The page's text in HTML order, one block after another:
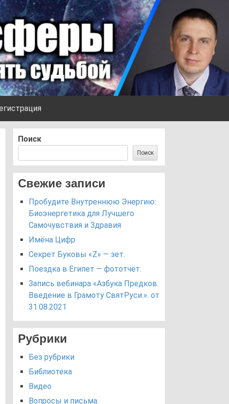
Поиск
Поиск
Свежие записи
Пробудите Внутреннюю Энергию:
Биоэнергетика для Лучшего
Самочувствия и Здравия
Имёна Цифр
Секрет Буковы «Z» — зет.
Поездка в Египет — фототчёт.
Запись вебинара «Азбука Предков.
Введение в Грамоту СвятРуси.». от
31.08.2021
Рубрики
Без рубрики
Библиотека
Видео
Вопросы и письма.